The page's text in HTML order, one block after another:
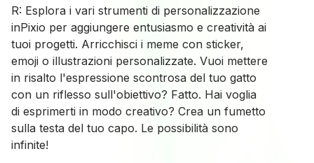
R: Esplora i vari strumenti di personalizzazione
inPixio per aggiungere entusiasmo e creatività ai
tuoi progetti. Arricchisci i meme con sticker,
emoji o illustrazioni personalizzate. Vuoi mettere
in risalto l'espressione scontrosa del tuo gatto
con un riflesso sull'obiettivo? Fatto. Hai voglia
di esprimerti in modo creativo? Crea un fumetto
sulla testa del tuo capo. Le possibilità sono
infinite!